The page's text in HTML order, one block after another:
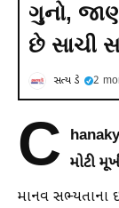
ગુનો,
છે સાચી
સત્ય ડે 2
C મોટી
માનવ સભ્યતાના